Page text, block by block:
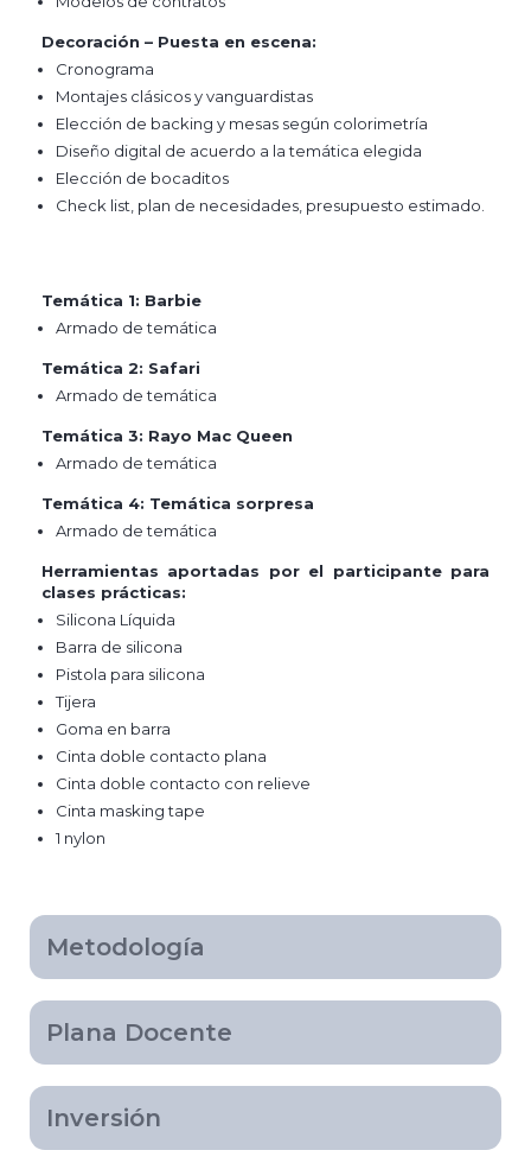
Decoración – Puesta en escena:
Cronograma
Montajes clásicos y vanguardistas
Elección de backing y mesas según colorimetría
Diseño digital de acuerdo a la temática elegida
Elección de bocaditos
Check list, plan de necesidades, presupuesto estimado.
Temática 1: Barbie
Armado de temática
Temática 2: Safari
Armado de temática
Temática 3: Rayo Mac Queen
Armado de temática
Temática 4: Temática sorpresa
Armado de temática
Herramientas aportadas por el participante para
clases prácticas:
Silicona Líquida
Barra de silicona
Pistola para silicona
Tijera
Goma en barra
Cinta doble contacto plana
Cinta doble contacto con relieve
Cinta masking tape
1 nylon
Metodología
Plana Docente
Inversión